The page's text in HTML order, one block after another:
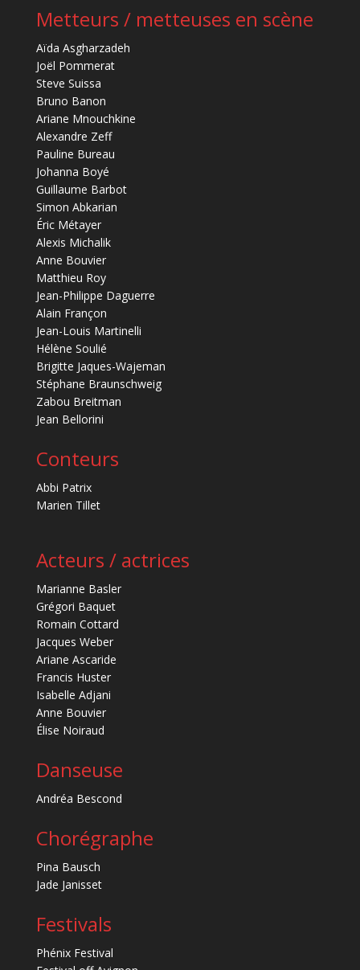
Metteurs / metteuses en scène
Aïda Asgharzadeh
Joël Pommerat
Steve Suissa
Bruno Banon
Ariane Mnouchkine
Alexandre Zeff
Pauline Bureau
Johanna Boyé
Guillaume Barbot
Simon Abkarian
Éric Métayer
Alexis Michalik
Anne Bouvier
Matthieu Roy
Jean-Philippe Daguerre
Alain Françon
Jean-Louis Martinelli
Hélène Soulié
Brigitte Jaques-Wajeman
Stéphane Braunschweig
Zabou Breitman
Jean Bellorini
Conteurs
Abbi Patrix
Marien Tillet
Acteurs / actrices
Marianne Basler
Grégori Baquet
Romain Cottard
Jacques Weber
Ariane Ascaride
Francis Huster
Isabelle Adjani
Anne Bouvier
Élise Noiraud
Danseuse
Andréa Bescond
Chorégraphe
Pina Bausch
Jade Janisset
Festivals
Phénix Festival